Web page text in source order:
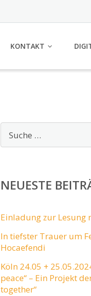
KONTAKT
NEUESTE
Einladung zur Lesung
In tiefster Trauer um
Hocaefendi
Köln 24.05 +
peace“ – Ein Projekt
together“